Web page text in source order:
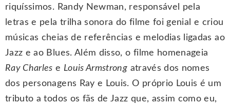
riquíssimos. Randy Newman, responsável pela
letras e pela trilha sonora do filme foi genial e criou
músicas cheias de referências e melodias ligadas ao
Jazz e ao Blues. Além disso, o filme homenageia
Ray Charles e Louis Armstrong através dos nomes
dos personagens Ray e Louis. O próprio Louis é um
tributo a todos os fãs de Jazz que, assim como eu,